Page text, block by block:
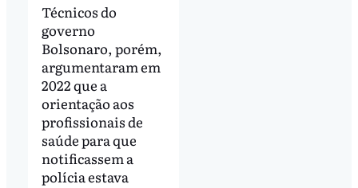
Técnicos do
governo
Bolsonaro, porém,
argumentaram em
2022 que a
orientação aos
profissionais de
saúde para que
notificassem a
polícia estava